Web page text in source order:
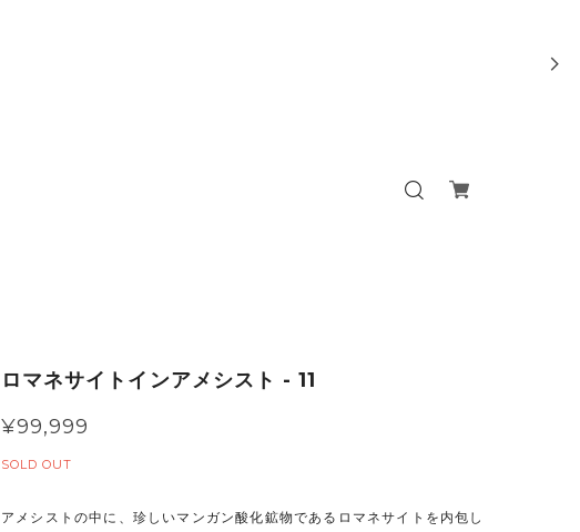
ロマネサイトインアメシスト - 11
¥99,999
SOLD OUT
アメシストの中に、珍しいマンガン酸化鉱物であるロマネサイトを内包し